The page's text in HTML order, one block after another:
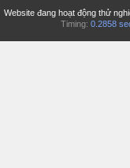
Website đang hoạt động thử
Timing: 0.2858